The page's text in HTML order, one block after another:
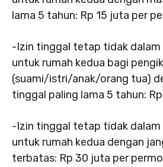
lama 5 tahun: Rp 15 juta per
-Izin tinggal tetap tidak dalam
untuk rumah kedua bagi
(suami/istri/anak/orang tua)
tinggal paling lama 5 tahun:
-Izin tinggal tetap tidak dalam
untuk rumah kedua dengan
terbatas: Rp 30 juta per